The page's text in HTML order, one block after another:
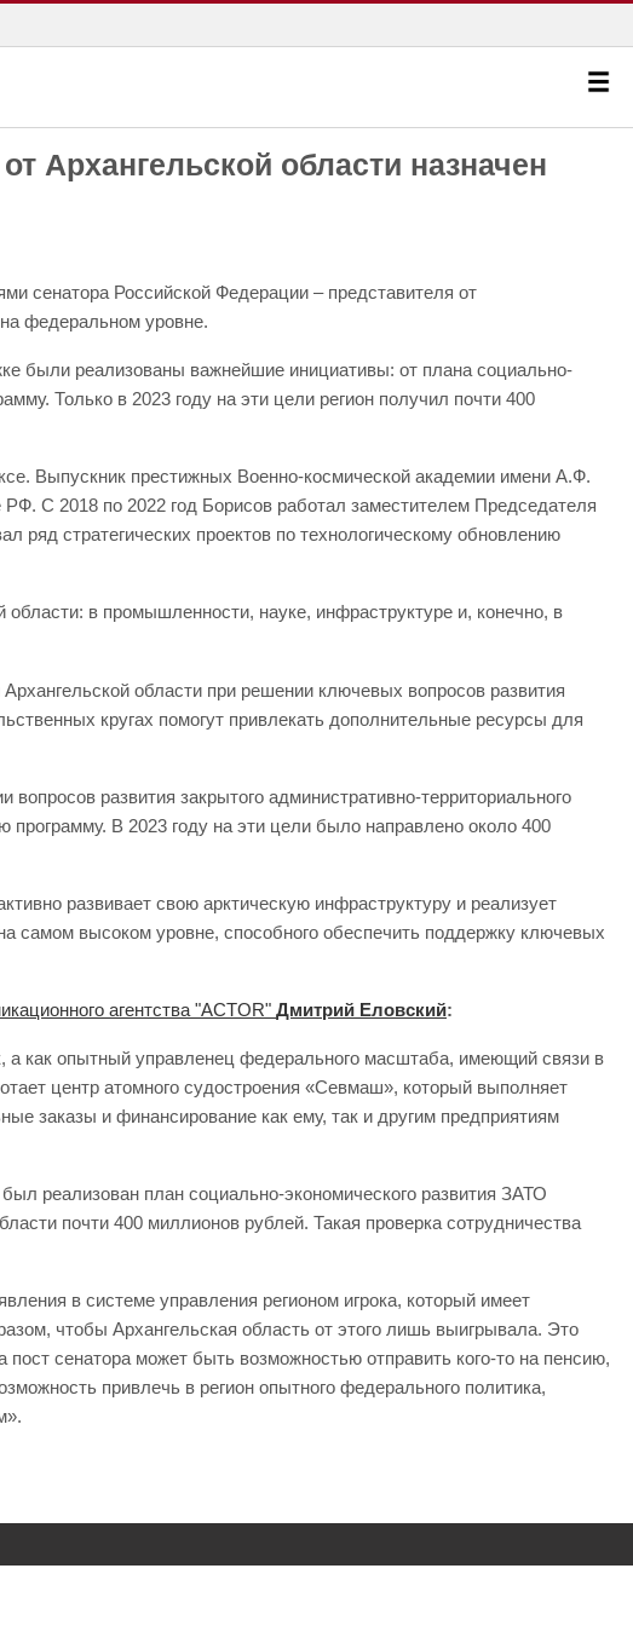
Архангельской области назначен
сенатора Российской Федерации – представителя от
федеральном уровне.
были реализованы важнейшие инициативы: от плана социально-
Только в 2023 году на эти цели регион получил почти 400
Выпускник престижных Военно-космической академии имени А.Ф.
С 2018 по 2022 год Борисов работал заместителем Председателя
ряд стратегических проектов по технологическому обновлению
в промышленности, науке, инфраструктуре и, конечно, в
области при решении ключевых вопросов развития
кругах помогут привлекать дополнительные ресурсы для
развития закрытого административно-территориального
В 2023 году на эти цели было направлено около 400
развивает свою арктическую инфраструктуру и реализует
самом высоком уровне, способного обеспечить поддержку ключевых
агентства "ACTOR" Дмитрий Еловский:
как опытный управленец федерального масштаба, имеющий связи в
центр атомного судостроения «Севмаш», который выполняет
заказы и финансирование как ему, так и другим предприятиям
реализован план социально-экономического развития ЗАТО
почти 400 миллионов рублей. Такая проверка сотрудничества
в системе управления регионом игрока, который имеет
чтобы Архангельская область от этого лишь выигрывала. Это
сенатора может быть возможностью отправить кого-то на пенсию,
привлечь в регион опытного федерального политика,